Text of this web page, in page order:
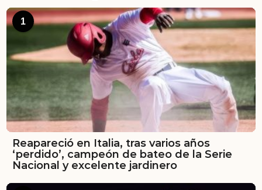
1
Reapareció en Italia, tras varios años
‘perdido’, campeón de bateo de la Serie
Nacional y excelente jardinero